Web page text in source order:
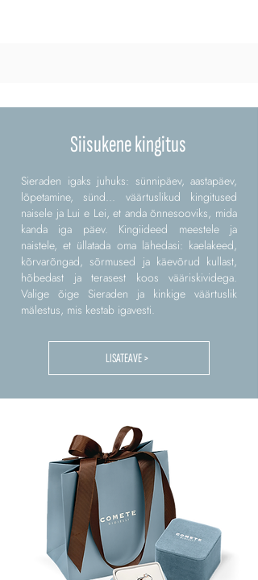
Siisukene kingitus
Sieraden igaks juhuks: sünnipäev, aastapäev,
lõpetamine, sünd... väärtuslikud kingitused
naisele ja Lui e Lei, et anda õnnesooviks, mida
kanda iga päev. Kingiideed meestele ja
naistele, et üllatada oma lähedasi: kaelakeed,
kõrvarõngad, sõrmused ja käevõrud kullast,
hõbedast ja terasest koos vääriskividega.
Valige õige Sieraden ja kinkige väärtuslik
mälestus, mis kestab igavesti.
LISATEAVE >